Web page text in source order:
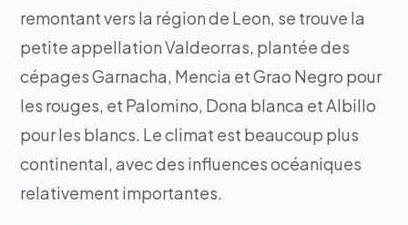
remontant vers la région de Leon, se trouve la
petite appellation Valdeorras, plantée des
cépages Garnacha, Mencia et Grao Negro pour
les rouges, et Palomino, Dona blanca et Albillo
pour les blancs. Le climat est beaucoup plus
continental, avec des influences océaniques
relativement importantes.